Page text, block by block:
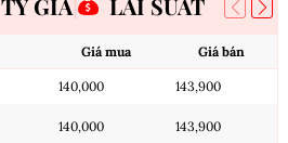
TỶ GIÁ LÃI SUẤT
Giá mua Giá bán
140,000 143,900
140,000 143,900